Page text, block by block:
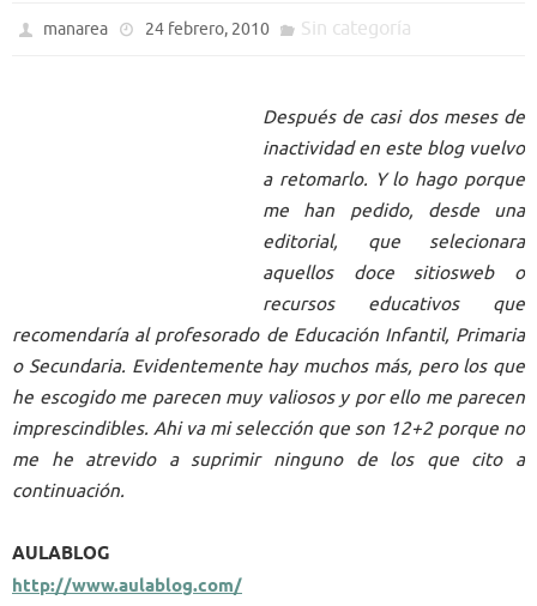
manarea 24 febrero, 2010 Sin categoría
Después de casi dos meses de
inactividad en este blog vuelvo
a retomarlo. Y lo hago porque
me han pedido, desde una
editorial, que selecionara
aquellos doce sitiosweb o
recursos educativos que
recomendaría al profesorado de Educación Infantil, Primaria
o Secundaria. Evidentemente hay muchos más, pero los que
he escogido me parecen muy valiosos y por ello me parecen
imprescindibles. Ahi va mi selección que son 12+2 porque no
me he atrevido a suprimir ninguno de los que cito a
continuación.
AULABLOG
http://www.aulablog.com/